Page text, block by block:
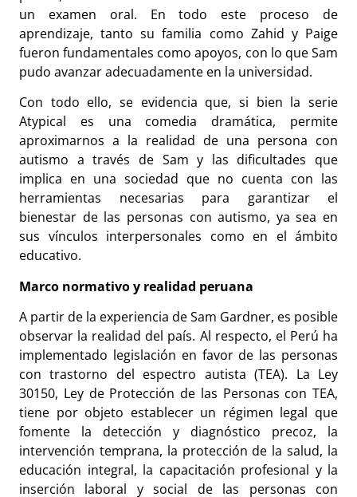
un examen oral. En todo este proceso de
aprendizaje, tanto su familia como Zahid y Paige
fueron fundamentales como apoyos, con lo que Sam
pudo avanzar adecuadamente en la universidad.
Con todo ello, se evidencia que, si bien la serie
Atypical es una comedia dramática, permite
aproximarnos a la realidad de una persona con
autismo a través de Sam y las dificultades que
implica en una sociedad que no cuenta con las
herramientas necesarias para garantizar el
bienestar de las personas con autismo, ya sea en
sus vínculos interpersonales como en el ámbito
educativo.
Marco normativo y realidad peruana
A partir de la experiencia de Sam Gardner, es posible
observar la realidad del país. Al respecto, el Perú ha
implementado legislación en favor de las personas
con trastorno del espectro autista (TEA). La Ley
30150, Ley de Protección de las Personas con TEA,
tiene por objeto establecer un régimen legal que
fomente la detección y diagnóstico precoz, la
intervención temprana, la protección de la salud, la
educación integral, la capacitación profesional y la
inserción laboral y social de las personas con